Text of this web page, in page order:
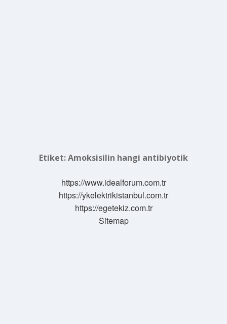
Etiket:Amoksisilin hangi antibiyotik
https://www.idealforum.com.tr
https://ykelektrikistanbul.com.tr
https://egetekiz.com.tr
Sitemap